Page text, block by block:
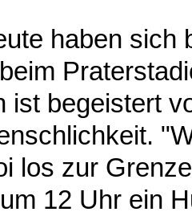
haben sich
ist begeistert
los zur
12 Uhr ein